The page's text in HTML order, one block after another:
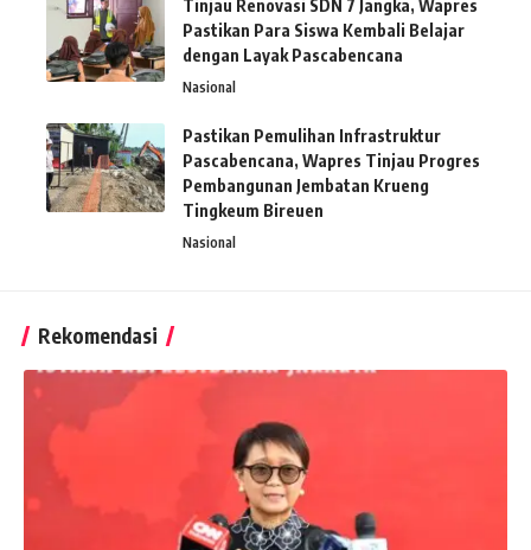
Tinjau Renovasi SDN 7 Jangka, Wapres
Pastikan Para Siswa Kembali Belajar
dengan Layak Pascabencana
Nasional
Pastikan Pemulihan Infrastruktur
Pascabencana, Wapres Tinjau Progres
Pembangunan Jembatan Krueng
Tingkeum Bireuen
Nasional
Rekomendasi